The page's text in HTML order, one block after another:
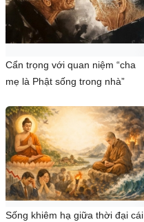
Cẩn trọng với quan niệm “cha
mẹ là Phật sống trong nhà”
Sống khiêm hạ giữa thời đại cái